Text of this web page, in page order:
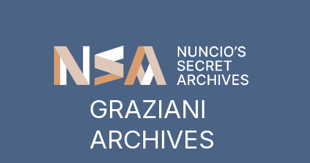
GRAZIANI
ARCHIVES